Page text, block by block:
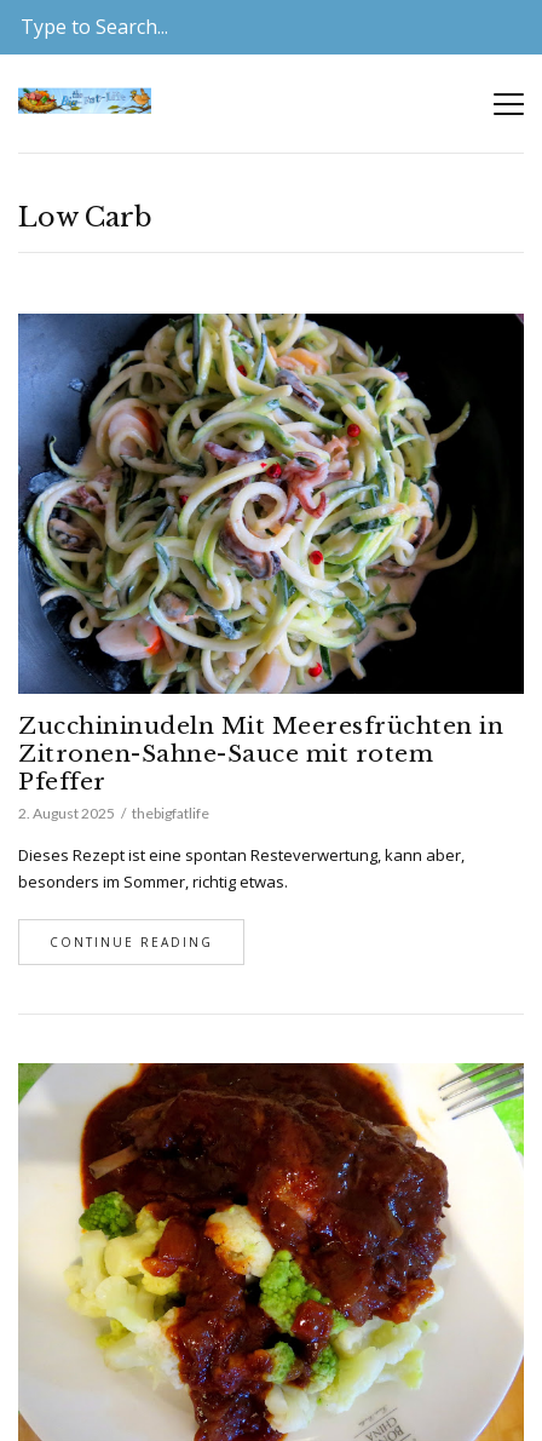
Low Carb
Zucchininudeln Mit Meeresfrüchten in
Zitronen-Sahne-Sauce mit rotem
Pfeffer
2. August 2025 thebigfatlife
Dieses Rezept ist eine spontan Resteverwertung, kann aber,
besonders im Sommer, richtig etwas.
CONTINUE READING